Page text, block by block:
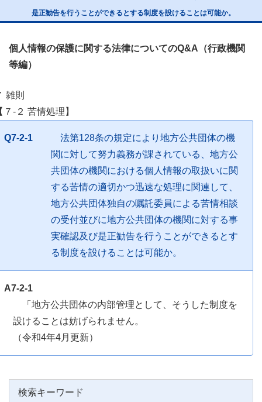
是正勧告を行うことができるとする制度を設けることは可能か。
個人情報の保護に関する法律についてのQ&A（行政機関
等編）
雑則
７-２ 苦情処理】
Q7-2-1
法第128条の規定により地方公共団体の機
関に対して努力義務が課されている、地方公
共団体の機関における個人情報の取扱いに関
する苦情の適切かつ迅速な処理に関連して、
地方公共団体独自の嘱託委員による苦情相談
の受付並びに地方公共団体の機関に対する事
実確認及び是正勧告を行うことができるとす
る制度を設けることは可能か。
A7-2-1
「地方公共団体の内部管理として、そうした制度を
設けることは妨げられません。
（令和4年4月更新）
検索キーワード